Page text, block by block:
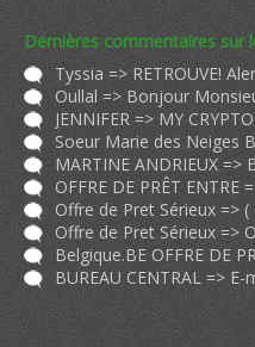
Dernières commentaires sur
Offre de Pret Sérieux => (
BUREAU CENTRAL => E-